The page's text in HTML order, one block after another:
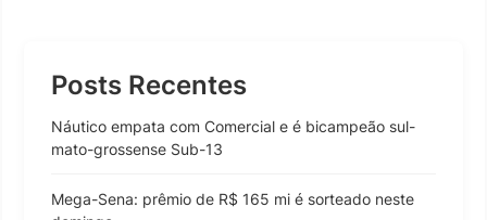
Posts Recentes
Náutico empata com Comercial e é bicampeão sul-
mato-grossense Sub-13
Mega-Sena: prêmio de R$ 165 mi é sorteado neste